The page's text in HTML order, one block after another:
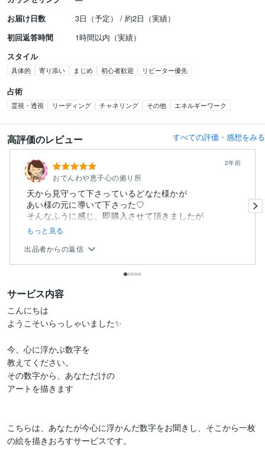
お届け日数
3日（予定） / 約2日（実績）
初回返答時間
1時間以内（実績）
スタイル
具体的 寄り添い まじめ 初心者歓迎 リピーター優先
占術
霊視・透視 リーディング チャネリング その他 エネルギーワーク
高評価のレビュー すべての評価・感想をみる
おでんわや恵子心の拠り所
2年前
天から見守って下さっているどなた様かが
あい様の元に導いて下さった♡
そんなふうに感じ、即購入させて頂きましたが
もっと見る
出品者からの返信
サービス内容
こんにちは
ようこそいらっしゃいました✨
今、心に浮かぶ数字を
教えてください。
その数字から、あなただけの
アートを描きます
こちらは、あなたが今心に浮かんだ数字をお聞きし、そこから一枚
の絵を描きおろすサービスです。